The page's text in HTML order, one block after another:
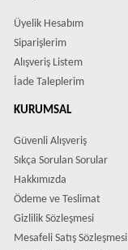
Üyelik Hesabım
Siparişlerim
Alışveriş Listem
İade Taleplerim
KURUMSAL
Güvenli Alışveriş
Sıkça Sorulan Sorular
Hakkımızda
Ödeme ve Teslimat
Gizlilik Sözleşmesi
Mesafeli Satış Sözleşmesi